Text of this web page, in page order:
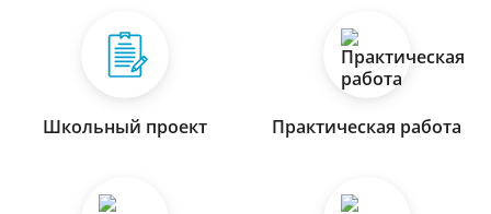
Школьный проект Практическая работа